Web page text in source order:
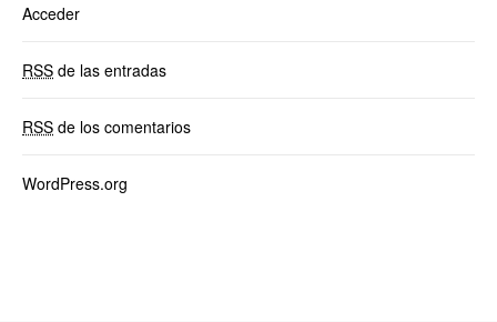
Acceder
RSS de las entradas
RSS de los comentarios
WordPress.org